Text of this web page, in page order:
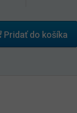
Pridať do košíka